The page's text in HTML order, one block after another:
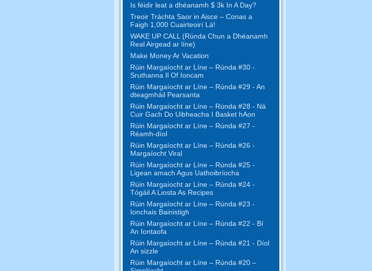
Is féidir leat a dhéanamh $ 3k In A Day?
Treoir Tráchta Saor in Aisce – Conas a
Faigh 1,000 Cuairteoirí Lá!
WAKE UP CALL (Rúnda Chun a Dhéanamh
Real Airgead ar líne)
Make Money Ar Vacation
Rúin Margaíocht ar Líne – Rúnda #30 -
Sruthanna Il Of Ioncam
Rúin Margaíocht ar Líne – Rúnda #29 - An
dteagmháil Pearsanta
Rúin Margaíocht ar Líne – Rúnda #28 - Ná
Cuir Gach Do Uibheacha I Basket hAon
Rúin Margaíocht ar Líne – Rúnda #27 -
Réamh-díol
Rúin Margaíocht ar Líne – Rúnda #26 -
Margaíocht Viral
Rúin Margaíocht ar Líne – Rúnda #25 -
Ligean amach Agus Uathoibríocha
Rúin Margaíocht ar Líne – Rúnda #24 -
Tógáil A Liosta As Recipes
Rúin Margaíocht ar Líne – Rúnda #23 -
Ionchais Bainistigh
Rúin Margaíocht ar Líne – Rúnda #22 - Bí
An Iontaofa
Rúin Margaíocht ar Líne – Rúnda #21 - Díol
An sizzle
Rúin Margaíocht ar Líne – Rúnda #20 –